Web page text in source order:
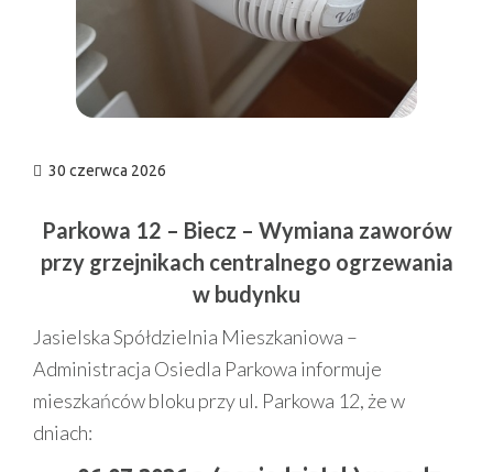
30 czerwca 2026
Parkowa 12 – Biecz – Wymiana zaworów
przy grzejnikach centralnego ogrzewania
w budynku
Jasielska Spółdzielnia Mieszkaniowa –
Administracja Osiedla Parkowa informuje
mieszkańców bloku przy ul. Parkowa 12, że w
dniach: